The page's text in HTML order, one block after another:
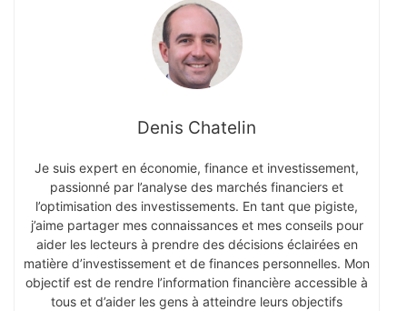
Denis Chatelin
Je suis expert en économie, finance et investissement,
passionné par l’analyse des marchés financiers et
l’optimisation des investissements. En tant que pigiste,
j’aime partager mes connaissances et mes conseils pour
aider les lecteurs à prendre des décisions éclairées en
matière d’investissement et de finances personnelles. Mon
objectif est de rendre l’information financière accessible à
tous et d’aider les gens à atteindre leurs objectifs